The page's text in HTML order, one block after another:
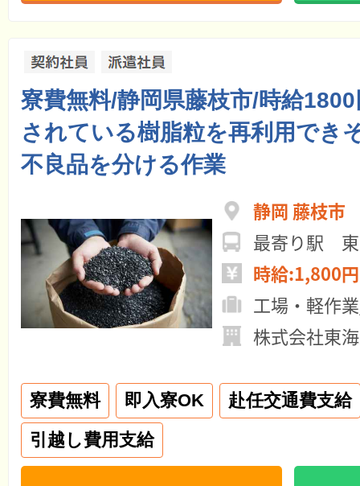
寮費無料/静岡県藤枝市/時給
されている樹脂粒を再利用でき
不良品を分ける作業
静岡 藤枝市
最寄り駅
時給:1,800
工場・軽作
株式会社東
寮費無料 即入寮OK
赴任交通費支給
引越し費用支給